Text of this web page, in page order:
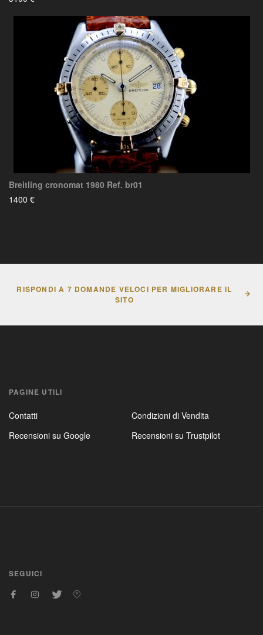
Breitling cronomat 1980 Ref. br01
1400 €
RISPONDI A 7 DOMANDE VELOCI PER MIGLIORARE IL
SITO
PAGINE UTILI
Contatti
Condizioni di Vendita
Recensioni su Google
Recensioni su Trustpilot
SEGUICI